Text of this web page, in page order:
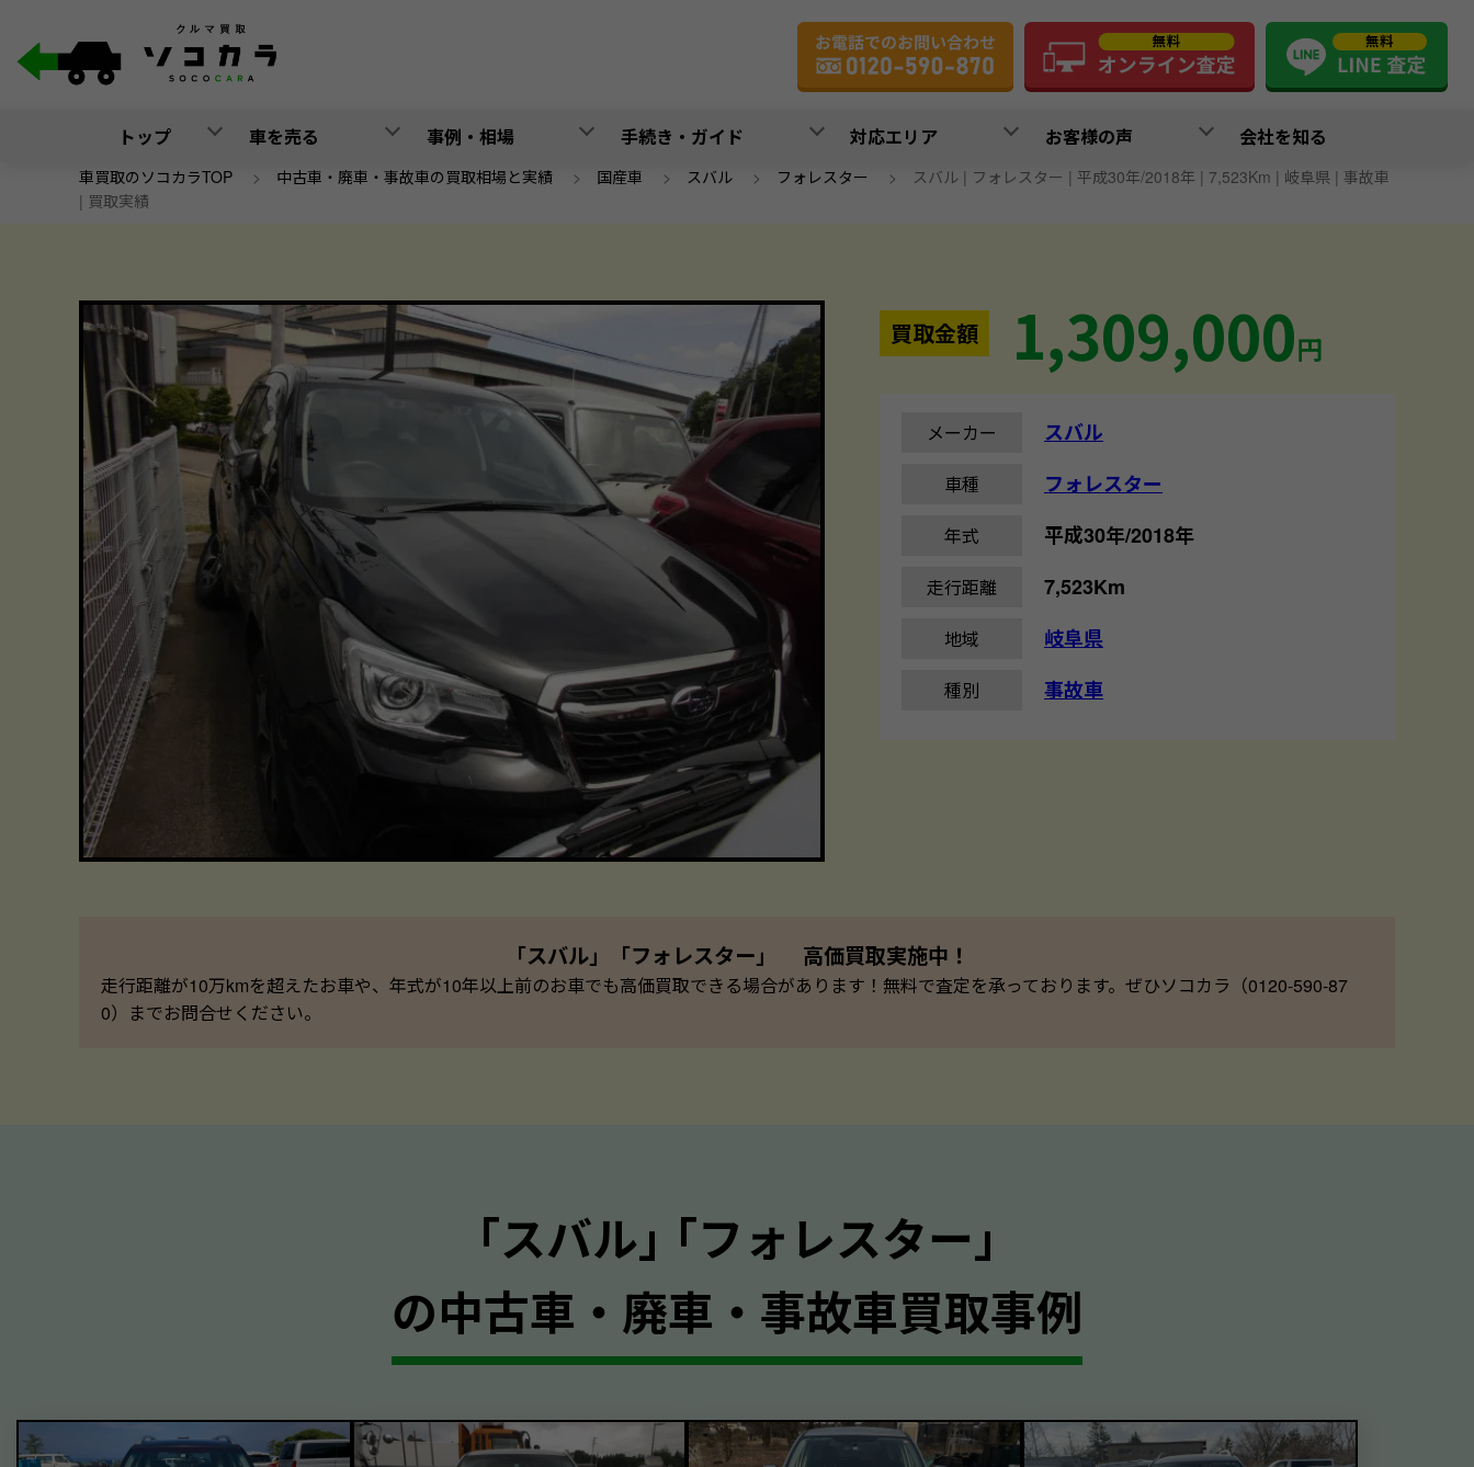
トップ 車を売る 事例・相場 手続き・ガイド 対応エリア お客様の声 会社を知る
車買取のソコカラTOP > 中古車・廃車・事故車の買取相場と実績 > 国産車 > スバル > フォレスター > スバル | フォレスター | 平成30年/2018年 | 7,523Km | 岐阜県 | 事故車
| 買取実績
買取金額 1,309,000円
メーカー スバル
車種 フォレスター
年式 平成30年/2018年
走行距離 7,523Km
地域 岐阜県
種別 事故車
「スバル」「フォレスター」 高価買取実施中！
走行距離が10万kmを超えたお車や、年式が10年以上前のお車でも高価買取できる場合があります！無料で査定を承っております。ぜひソコカラ（0120-590-87
0）までお問合せください。
｢スバル｣ ｢フォレスター｣
の中古車・廃車・事故車買取事例